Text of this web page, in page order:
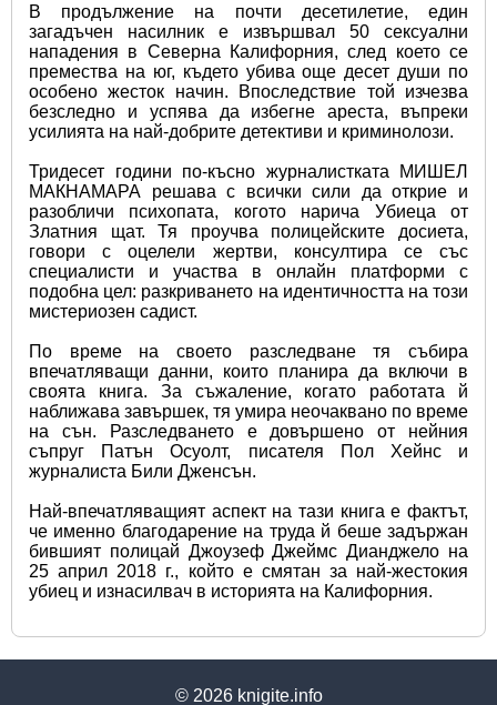
В продължение на почти десетилетие, един
загадъчен насилник е извършвал 50 сексуални
нападения в Северна Калифорния, след което се
премества на юг, където убива още десет души по
особено жесток начин. Впоследствие той изчезва
безследно и успява да избегне ареста, въпреки
усилията на най-добрите детективи и криминолози.
Тридесет години по-късно журналистката МИШЕЛ
МАКНАМАРА решава с всички сили да открие и
разобличи психопата, когото нарича Убиеца от
Златния щат. Тя проучва полицейските досиета,
говори с оцелели жертви, консултира се със
специалисти и участва в онлайн платформи с
подобна цел: разкриването на идентичността на този
мистериозен садист.
По време на своето разследване тя събира
впечатляващи данни, които планира да включи в
своята книга. За съжаление, когато работата й
наближава завършек, тя умира неочаквано по време
на сън. Разследването е довършено от нейния
съпруг Патън Осуолт, писателя Пол Хейнс и
журналиста Били Дженсън.
Най-впечатляващият аспект на тази книга е фактът,
че именно благодарение на труда й беше задържан
бившият полицай Джоузеф Джеймс Дианджело на
25 април 2018 г., който е смятан за най-жестокия
убиец и изнасилвач в историята на Калифорния.
© 2026 knigite.info